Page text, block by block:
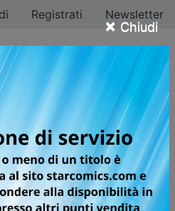
× Chiudi
Registrati Newsletter
per la
DI JOJO